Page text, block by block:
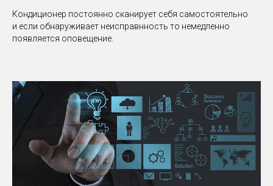
Кондиционер постоянно сканирует себя самостоятельно
и если обнаруживает неисправнность то немедленно
появляется оповещение.